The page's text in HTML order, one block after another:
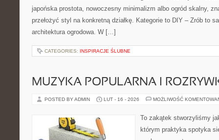
japońska prostota, nowoczesny minimalizm albo ogród skalny,
przełożyć styl na konkretną działkę. Kategorie to DIY – Zrób to
architektura ogrodowa. W […]
CATEGORIES: INSPIRACJE ŚLUBNE
MUZYKA POPULARNA I
POSTED BY ADMIN LUT - 16 - 2026 MOŻLIWOŚĆ
To zakątek stworzyliśmy
którym praktyka spotyka